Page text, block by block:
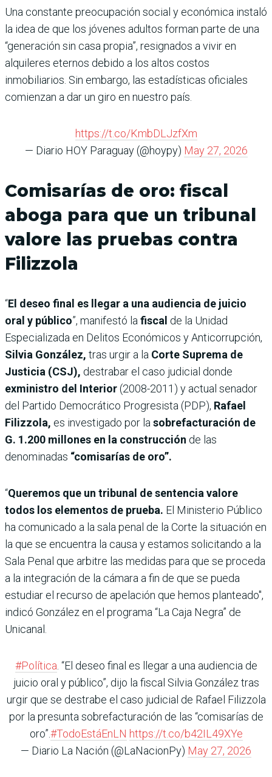
Una constante preocupación social y económica instaló
la idea de que los jóvenes adultos forman parte de una
“generación sin casa propia”, resignados a vivir en
alquileres eternos debido a los altos costos
inmobiliarios. Sin embargo, las estadísticas oficiales
comienzan a dar un giro en nuestro país.
https://t.co/KmbDLJzfXm
— Diario HOY Paraguay (@hoypy) May 27, 2026
Comisarías de oro: fiscal
aboga para que un tribunal
valore las pruebas contra
Filizzola
“El deseo final es llegar a una audiencia de juicio
oral y público”, manifestó la fiscal de la Unidad
Especializada en Delitos Económicos y Anticorrupción,
Silvia González, tras urgir a la Corte Suprema de
Justicia (CSJ), destrabar el caso judicial donde
exministro del Interior(2008-2011) y actual senador
del Partido Democrático Progresista (PDP), Rafael
Filizzola, es investigado por la sobrefacturación de
G. 1.200 millones en la construcción de las
denominadas “comisarías de oro”.
“Queremos que un tribunal de sentencia valore
todos los elementos de prueba. El Ministerio Público
ha comunicado a la sala penal de la Corte la situación en
la que se encuentra la causa y estamos solicitando a la
Sala Penal que arbitre las medidas para que se proceda
a la integración de la cámara a fin de que se pueda
estudiar el recurso de apelación que hemos planteado",
indicó González en el programa “La Caja Negra” de
Unicanal.
#Política . “El deseo final es llegar a una audiencia de
juicio oral y público”, dijo la fiscal Silvia González tras
urgir que se destrabe el caso judicial de Rafael Filizzola
por la presunta sobrefacturación de las “comisarías de
oro”.#TodoEstáEnLN https://t.co/b42IL49XYe
— Diario La Nación (@LaNacionPy) May 27, 2026